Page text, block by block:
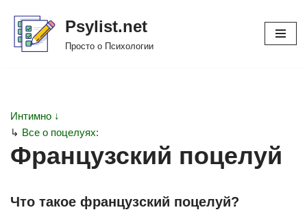
Перейти
Psylist.net
Просто о Психологии
Интимно ↓
↳ Все о поцелуях:
Французский поцелуй
Что такое французский поцелуй?